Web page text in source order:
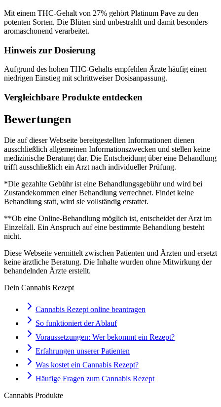
Mit einem THC-Gehalt von 27% gehört Platinum Pave zu den
potenten Sorten. Die Blüten sind unbestrahlt und damit besonders
aromaschonend verarbeitet.
Hinweis zur Dosierung
Aufgrund des hohen THC-Gehalts empfehlen Ärzte häufig einen
niedrigen Einstieg mit schrittweiser Dosisanpassung.
Vergleichbare Produkte entdecken
Bewertungen
Die auf dieser Webseite bereitgestellten Informationen dienen
ausschließlich allgemeinen Informationszwecken und stellen keine
medizinische Beratung dar. Die Entscheidung über eine Behandlung
trifft ausschließlich ein Arzt nach individueller Prüfung.
*Die gezahlte Gebühr ist eine Behandlungsgebühr und wird bei
Zustandekommen einer Behandlung verrechnet. Findet keine
Behandlung statt, wird sie vollständig erstattet.
**Ob eine Online-Behandlung möglich ist, entscheidet der Arzt im
Einzelfall. Ein Anspruch auf eine bestimmte Behandlung besteht
nicht.
Diese Webseite vermittelt zwischen Patienten und Ärzten und ersetzt
keine ärztliche Beratung. Die Inhalte wurden ohne Mitwirkung der
behandelnden Ärzte erstellt.
Dein Cannabis Rezept
Cannabis Rezept online beantragen
So funktioniert der Ablauf
Voraussetzungen: Wer bekommt ein Rezept?
Erfahrungen unserer Patienten
Was kostet ein Cannabis Rezept?
Häufige Fragen zum Cannabis Rezept
Cannabis Produkte